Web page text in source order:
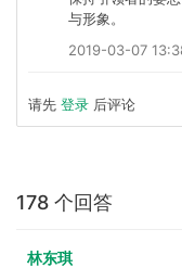
与形象。
2019-03-07
请先 登录 后评论
178 个回答
林东琪